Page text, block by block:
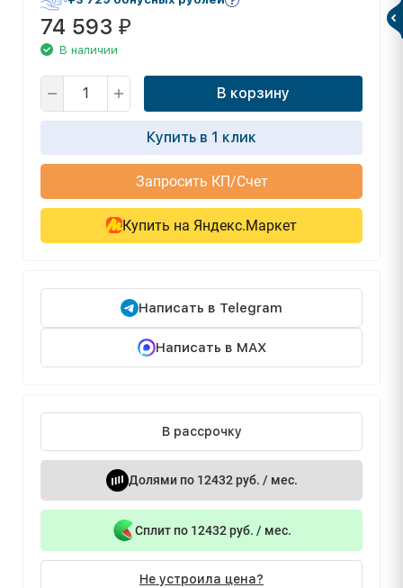
74 593 ₽
В наличии
В корзину
Купить в 1 клик
Запросить КП/Счет
Купить на Яндекс.Маркет
Написать в Telegram
Написать в MAX
В рассрочку
Долями по 12432 руб. / мес.
Сплит по 12432 руб. / мес.
Не устроила цена?